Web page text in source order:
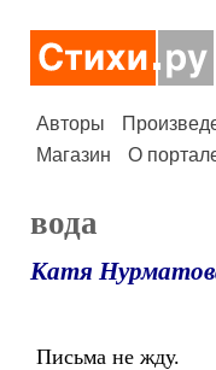
Авторы
Магазин
О
вода
Катя
Письма не жду.